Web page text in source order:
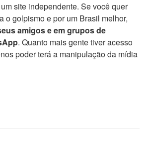
site independente. Se você quer
o golpismo e por um Brasil melhor,
amigos e em grupos de
. Quanto mais gente tiver acesso
poder terá a manipulação da mídia